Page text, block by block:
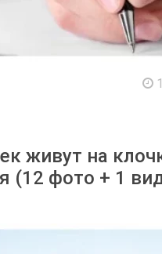
живут на
(12 фото + 1